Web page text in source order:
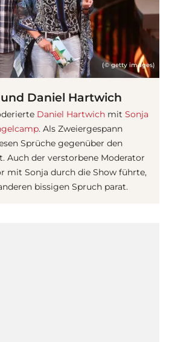
(© getty images)
Daniel Hartwich
Daniel Hartwich mit Sonja
. Als Zweiergespann
Sprüche gegenüber den
Auch der verstorbene Moderator
mit Sonja durch die Show führte,
bissigen Spruch parat.